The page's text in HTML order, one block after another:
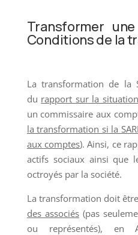
Transformer
Conditions de la
La transformation de la
du rapport sur la
un commissaire aux
la transformation si la
aux comptes). Ainsi, ce
actifs sociaux ainsi que
octroyés par la société.
La transformation doit
des associés (pas
ou représentés), en